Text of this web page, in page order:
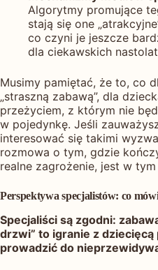
Algorytmy promujące
stają się one
co czyni je jeszcze
dla ciekawskich
Musimy pamiętać, że to, co
„straszną zabawą”, dla
przeżyciem, z którym nie
w pojedynkę. Jeśli
interesować się takimi
rozmowa o tym, gdzie
realne zagrożenie, jest w
Perspektywa specjalistów: co
Specjaliści są zgodni:
drzwi” to igranie z
prowadzić do